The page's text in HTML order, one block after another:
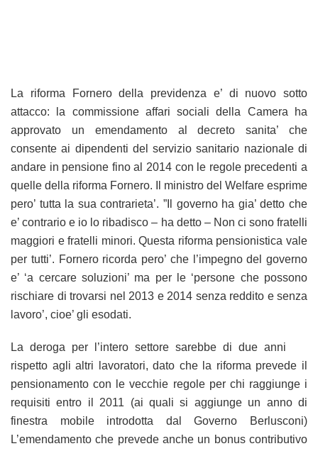
La riforma Fornero della previdenza e’ di nuovo sotto
attacco: la commissione affari sociali della Camera ha
approvato un emendamento al decreto sanita’ che
consente ai dipendenti del servizio sanitario nazionale di
andare in pensione fino al 2014 con le regole precedenti a
quelle della riforma Fornero. Il ministro del Welfare esprime
pero’ tutta la sua contrarieta’. ”Il governo ha gia’ detto che
e’ contrario e io lo ribadisco – ha detto – Non ci sono fratelli
maggiori e fratelli minori. Questa riforma pensionistica vale
per tutti’. Fornero ricorda pero’ che l’impegno del governo
e’ ‘a cercare soluzioni’ ma per le ‘persone che possono
rischiare di trovarsi nel 2013 e 2014 senza reddito e senza
lavoro’, cioe’ gli esodati.
La deroga per l’intero settore sarebbe di due anni
rispetto agli altri lavoratori, dato che la riforma prevede il
pensionamento con le vecchie regole per chi raggiunge i
requisiti entro il 2011 (ai quali si aggiunge un anno di
finestra mobile introdotta dal Governo Berlusconi)
L’emendamento che prevede anche un bonus contributivo